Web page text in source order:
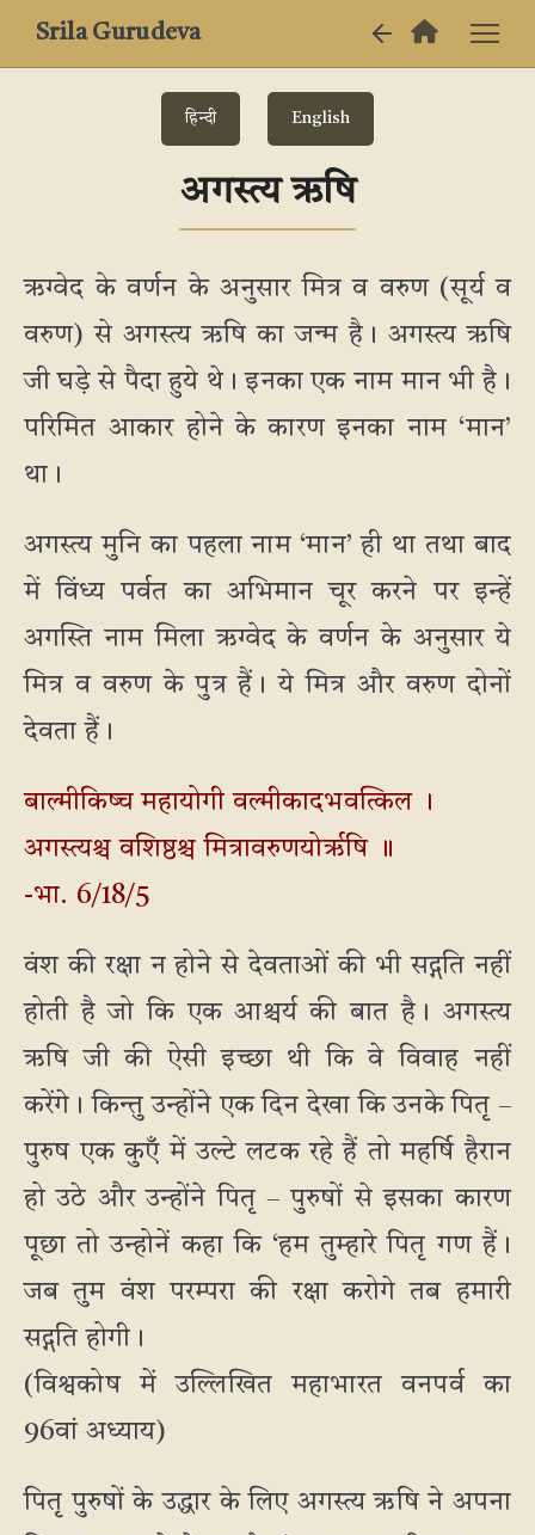
Srila Gurudeva
हिन्दी English
अगस्त्य ऋषि
ऋग्वेद के वर्णन के अनुसार मित्र व वरुण (सूर्य व
वरुण) से अगस्त्य ऋषि का जन्म है। अगस्त्य ऋषि
जी घड़े से पैदा हुये थे। इनका एक नाम मान भी है।
परिमित आकार होने के कारण इनका नाम ‘मान’
था।
अगस्त्य मुनि का पहला नाम ‘मान’ ही था तथा बाद
में विंध्य पर्वत का अभिमान चूर करने पर इन्हें
अगस्ति नाम मिला ऋग्वेद के वर्णन के अनुसार ये
मित्र व वरुण के पुत्र हैं। ये मित्र और वरुण दोनों
देवता हैं।
बाल्मीकिष्च महायोगी वल्मीकादभवत्किल ।
अगस्त्यश्च वशिष्ठश्च मित्रावरुणयोर्ऋषि ॥
-भा. 6/18/5
वंश की रक्षा न होने से देवताओं की भी सद्गति नहीं
होती है जो कि एक आश्चर्य की बात है। अगस्त्य
ऋषि जी की ऐसी इच्छा थी कि वे विवाह नहीं
करेंगे। किन्तु उन्होंने एक दिन देखा कि उनके पितृ –
पुरुष एक कुएँ में उल्टे लटक रहे हैं तो महर्षि हैरान
हो उठे और उन्होंने पितृ – पुरुषों से इसका कारण
पूछा तो उन्होनें कहा कि ‘हम तुम्हारे पितृ गण हैं।
जब तुम वंश परम्परा की रक्षा करोगे तब हमारी
सद्गति होगी।
(विश्वकोष में उल्लिखित महाभारत वनपर्व का
96वां अध्याय)
पितृ पुरुषों के उद्धार के लिए अगस्त्य ऋषि ने अपना